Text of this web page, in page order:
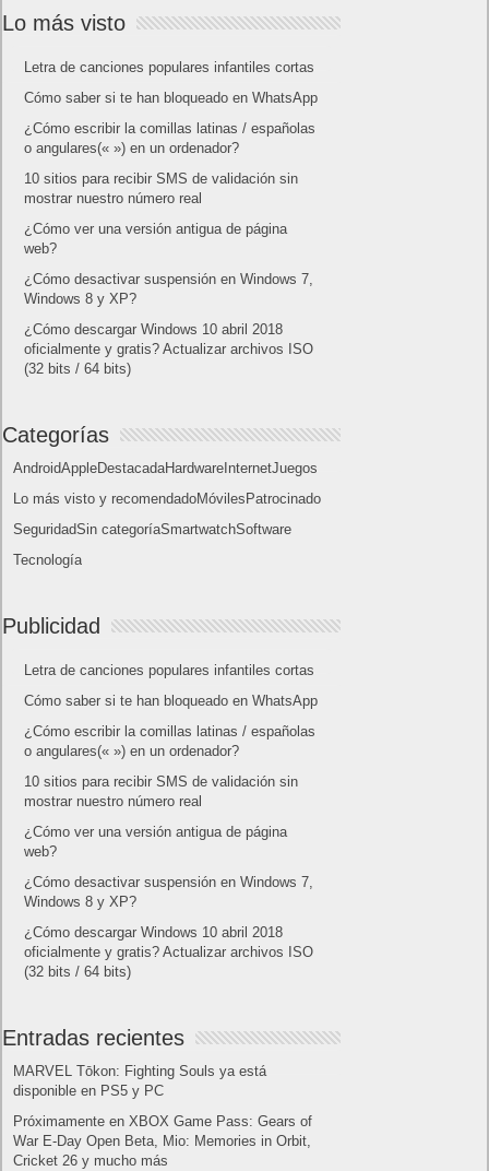
Lo más visto
Letra de canciones populares infantiles cortas
Cómo saber si te han bloqueado en WhatsApp
¿Cómo escribir la comillas latinas / españolas
o angulares(« ») en un ordenador?
mostrar nuestro número real
web?
¿Cómo desactivar suspensión en Windows 7,
Windows 8 y XP?
¿Cómo descargar Windows 10 abril 2018
Categorías
Android Apple
Destacada
Hardware
Internet
Juegos
Lo más visto y recomendado
Patrocinado
Seguridad
Smartwatch
Software Tecnología
Publicidad
Letra de canciones populares infantiles cortas
Cómo saber si te han bloqueado en WhatsApp
10 sitios para recibir SMS de validación sin
mostrar nuestro número real
¿Cómo ver una versión antigua de página
web?
¿Cómo desactivar suspensión en Windows 7,
Windows 8 y XP?